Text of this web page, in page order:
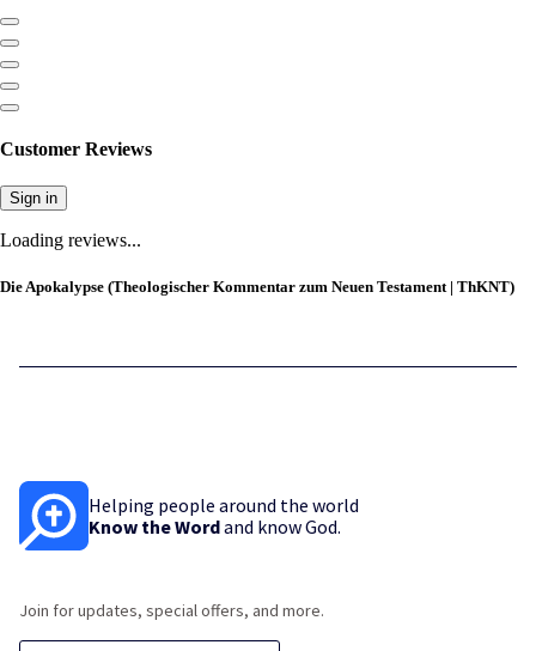
Customer Reviews
Sign in
Loading reviews...
Die Apokalypse (Theologischer Kommentar zum Neuen Testament | ThKNT)
Helping people around the world
Know the Wordand know God.
Join for updates, special offers, and more.